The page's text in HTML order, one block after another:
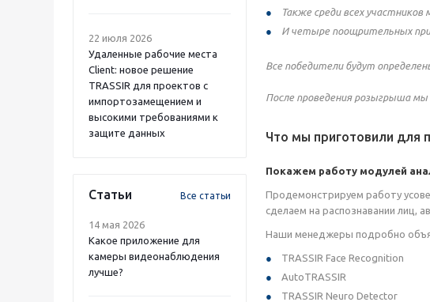
22 июля 2026
Удаленные рабочие места
Client: новое решение
TRASSIR для проектов с
импортозамещением и
высокими требованиями к
защите данных
Статьи Все статьи
14 мая 2026
Какое приложение для
камеры видеонаблюдения
лучше?
Также среди всех
И четыре поощрительных
Все победители будут
После проведения розыгрыша
Что мы приготовили для
Покажем работу модулей
Продемонстрируем работу
сделаем на распознавании лиц,
Наши менеджеры подробно
TRASSIR Face Recognition
AutoTRASSIR
TRASSIR Neuro Detector